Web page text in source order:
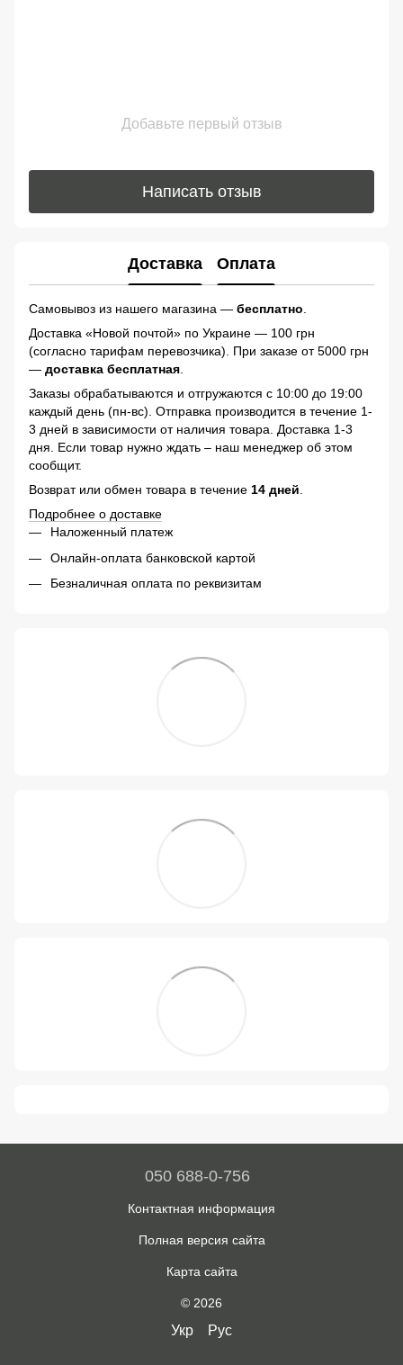
Добавьте первый отзыв
Написать отзыв
Доставка Оплата
Самовывоз из нашего магазина — бесплатно
Доставка «Новой почтой» по Украине — 100 грн
(согласно тарифам перевозчика). При заказе от 5000 грн
— доставка бесплатная
Заказы обрабатываются и отгружаются с 10:00 до 19:00
каждый день (пн-вс). Отправка производится в течение 1-
3 дней в зависимости от наличия товара. Доставка 1-3
дня. Если товар нужно ждать – наш менеджер об этом
сообщит.
Возврат или обмен товара в течение 14 дней
Подробнее о доставке
Наложенный платеж
Онлайн-оплата банковской картой
Безналичная оплата по реквизитам
050 688-0-756
Контактная информация
Полная версия сайта
Карта сайта
© 2026
Укр Рус